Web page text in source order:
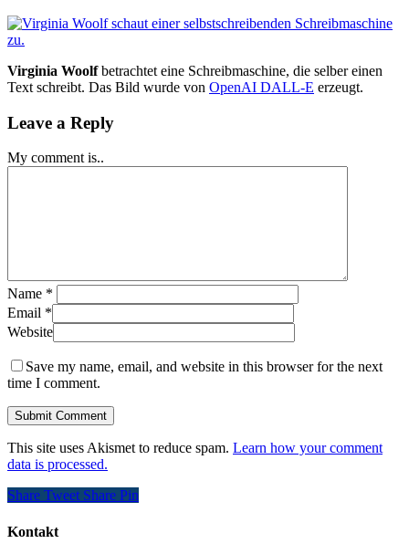
Virginia Woolfbetrachtet eine Schreibmaschine, die selber einen
Text schreibt. Das Bild wurde von OpenAI DALL-E erzeugt.
Leave a Reply
My comment is..
Name *
Email *
Website
Save my name, email, and website in this browser for the next
time I comment.
This site uses Akismet to reduce spam. Learn how your comment
data is processed.
Share Tweet Share Pin
Kontakt